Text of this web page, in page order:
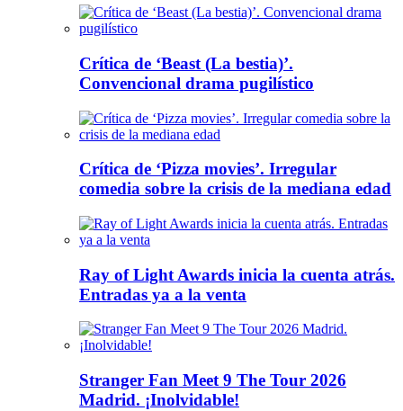
Crítica de ‘Beast (La bestia)’.
Convencional drama pugilístico
Crítica de ‘Pizza movies’. Irregular
comedia sobre la crisis de la mediana edad
Ray of Light Awards inicia la cuenta atrás.
Entradas ya a la venta
Stranger Fan Meet 9 The Tour 2026
Madrid. ¡Inolvidable!